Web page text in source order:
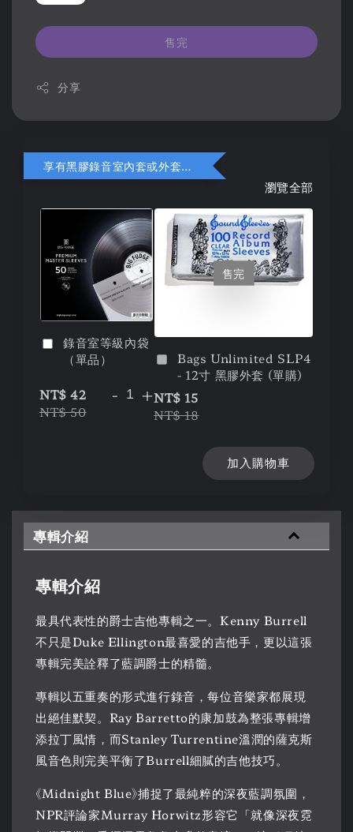
售完
分享
享有黑膠錄音室內套或外套折扣
瀏覽全部
錄音室等級內袋
（單品）
NT$ 42
NT$ 50
- +
售完
Bags Unlimited SLP4
- 12寸 黑膠外套 (單購)
NT$ 15
NT$ 18
加入購物車
專輯介紹
專輯介紹
最具代表性的爵士吉他專輯之一。Kenny Burrell
不只是Duke Ellington最喜愛的吉他手，更以這張
專輯完美詮釋了藍調爵士的精髓。
專輯以五重奏的形式進行錄音，每位音樂家都展現
出絕佳默契。Ray Barretto的康加鼓為整張專輯增
添拉丁風情，而Stanley Turrentine溫潤的薩克斯
風音色則完美平衡了Burrell細膩的吉他技巧。
《Midnight Blue》捕捉了最純粹的深夜藍調氛圍，
NPR評論家Murray Horwitz形容它「就像深夜霓